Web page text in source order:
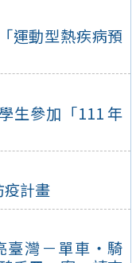
運動型熱疾病預
生參加「111 年
計畫
臺灣－單車‧騎